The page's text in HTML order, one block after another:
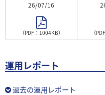
26/07/16
（PDF：1004KB） （
運用レポート
過去の運用レポート